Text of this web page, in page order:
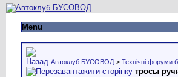
Menu
Автоклуб БУСОВОД > Технічні форуми
тросы